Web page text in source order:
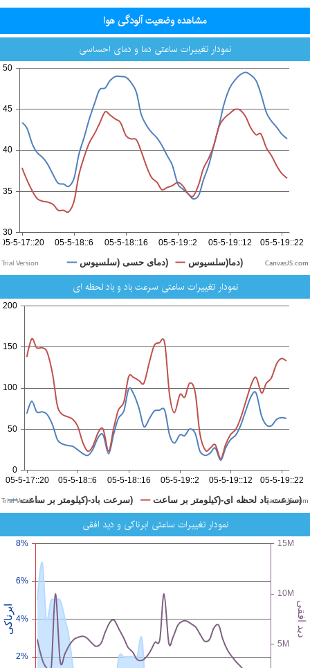
مشاهده وضعیت آلودگی هوا
نمودار تغییرات ساعتی دما و دمای احساسی
CanvasJS.com
نمودار تغییرات ساعتی سرعت باد و باد لحظه ای
CanvasJS.com
نمودار تغییرات ساعتی ابرناکی و دید افقی